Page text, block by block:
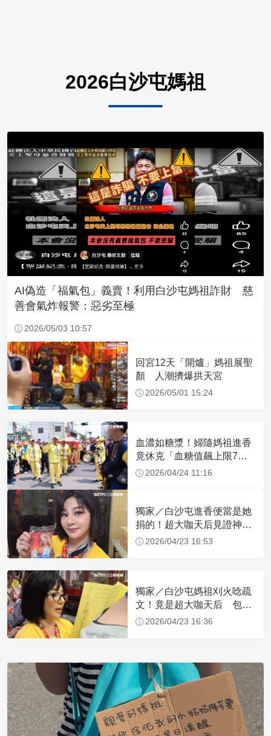
2026白沙屯媽祖
AI偽造「福氣包」義賣！利用白沙屯媽祖詐財 慈
善會氣炸報警：惡劣至極
2026/05/03 10:57
回宮12天「開爐」媽祖展聖
顏 人潮擠爆拱天宮
2026/05/01 15:24
血濃如糖漿！婦隨媽祖進香
竟休克「血糖值飆上限7
倍」 醫曝原因
2026/04/24 11:16
獨家／白沙屯進香便當是她
捐的！超大咖天后見證神
蹟 一靠近媽祖就爆哭
2026/04/23 16:53
獨家／白沙屯媽祖刈火唸疏
文！竟是超大咖天后 包尿
布忍尿5小時不喊累
2026/04/23 16:36